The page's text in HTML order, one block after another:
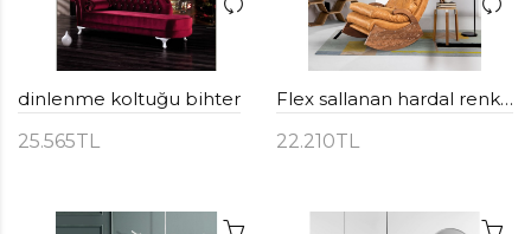
dinlenme koltuğu bihter
25.565TL
Flex sallanan hardal renk dinlenme - TV koltuğu
22.210TL